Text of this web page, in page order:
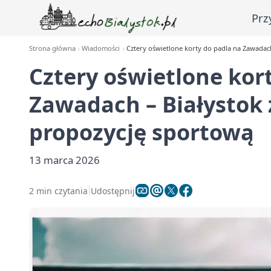
Strona główna Wiadomości Cztery oświetlone korty do padla na
Cztery oświetlone
Zawadach – Białystok
propozycję sportową
13 marca 2026
2 min czytania Udostępnij